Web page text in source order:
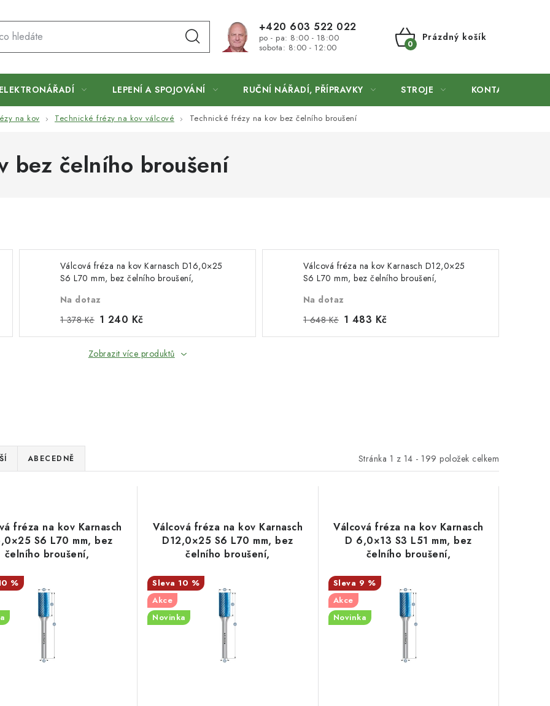
+420 603 522 022
po - pa: 8:00 - 18:00
sobota: 8:00 - 12:00
NÁKUPNÍ
Prázdný košík
ELEKTRONÁŘADÍ LEPENÍ A SPOJOVÁNÍ RUČNÍ NÁŘADÍ, PŘÍPRAVKY STROJE KONTAKTY
na kov Technické frézy na kov válcové Technické frézy na kov bez čelního broušení
bez čelního broušení
Válcová fréza na kov Karnasch D16,0×25
S6 L70 mm, bez čelního broušení,
Na dotaz
1 378 Kč 1 240 Kč
Válcová fréza na kov Karnasch D12,0×25
S6 L70 mm, bez čelního broušení,
Na dotaz
1 648 Kč 1 483 Kč
Zobrazit více produktů
Stránka 1 z 14 - 199 položek celkem
ABECEDNĚ
fréza na kov Karnasch
S6 L70 mm, bez
čelního broušení,
%
Válcová fréza na kov Karnasch
D12,0×25 S6 L70 mm, bez
čelního broušení,
10 %
Akce
Novinka
Válcová fréza na kov Karnasch
D 6,0×13 S3 L51 mm, bez
čelního broušení,
9 %
Akce
Novinka